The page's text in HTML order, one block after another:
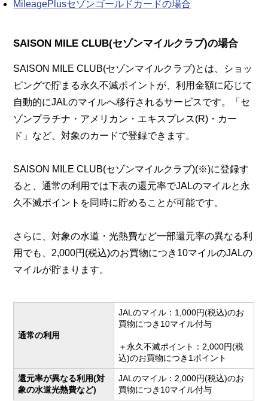
MileagePlusセゾンゴールドカードの場合
SAISON MILE CLUB(セゾンマイルクラブ)の場合
SAISON MILE CLUB(セゾンマイルクラブ)とは、ショッ
ピングで貯まる永久不滅ポイントが、利用金額に応じて
自動的にJALのマイルへ移行されるサービスです。「セ
ゾンプラチナ・アメリカン・エキスプレス(R)・カー
ド」など、対象のカードで登録できます。
SAISON MILE CLUB(セゾンマイルクラブ)(※)に登録す
ると、通常の利用では下表の還元率でJALのマイルと永
久不滅ポイントを同時に貯めることが可能です。
さらに、対象の水道・光熱費など一部還元率の異なる利
用でも、2,000円(税込)のお買物につき10マイルのJALの
マイルが貯まります。
通常の利用
JALのマイル：1,000円(税込)のお
買物につき10マイル付与
＋永久不滅ポイント：2,000円(税
込)のお買物につき1ポイント
還元率が異なる利用(対
象の水道光熱費など)
JALのマイル：2,000円(税込)のお
買物につき10マイル付与